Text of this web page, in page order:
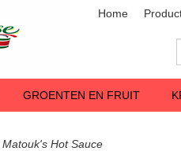
Home
GROENTEN EN FRUIT
Matouk's Hot Sauce